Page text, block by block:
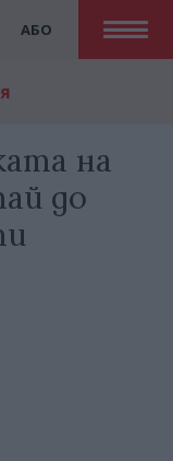
АБО
на
до